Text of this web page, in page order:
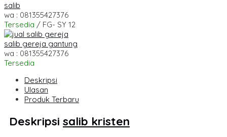
salib
wa : 081355427376
Tersedia / FG- SY 12
salib gereja gantung
wa : 081355427376
Tersedia
Deskripsi
Ulasan
Produk Terbaru
Deskripsi salib kristen